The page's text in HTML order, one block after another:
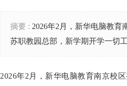
摘要 : 2026年2月，新华电脑教育
苏职教园总部，新学期开学一切
2026年2月，新华电脑教育南京校